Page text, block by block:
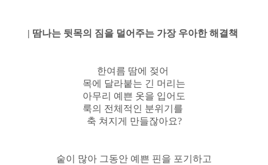
| 땀나는 뒷목의 짐을 덜어주는 가장 우아한 해결책
한여름 땀에 젖어
목에 달라붙는 긴 머리는
아무리 예쁜 옷을 입어도
룩의 전체적인 분위기를
축 쳐지게 만들잖아요?
숱이 많아 그동안 예쁜 핀을 포기하고